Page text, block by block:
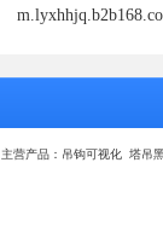
主营产品：吊钩可视化 塔吊